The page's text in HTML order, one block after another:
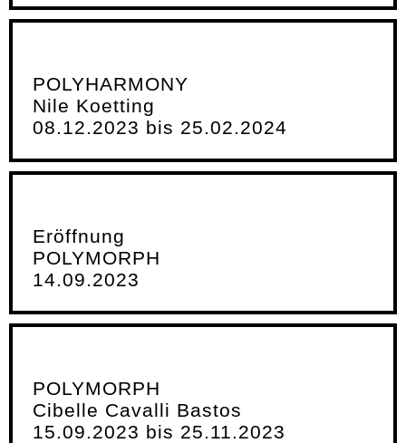
POLYHARMONY
Nile Koetting
08.12.2023 bis 25.02.2024
Eröffnung
POLYMORPH
14.09.2023
POLYMORPH
Cibelle Cavalli Bastos
15.09.2023 bis 25.11.2023